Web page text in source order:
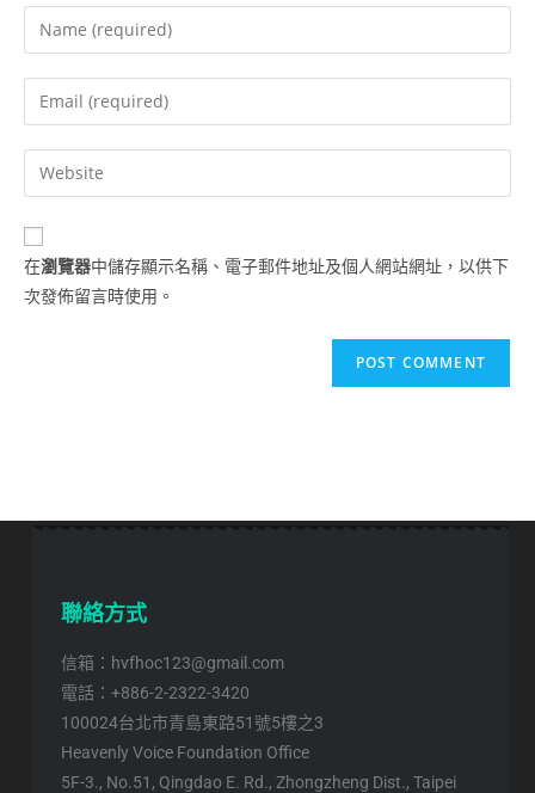
在瀏覽器中儲存顯示名稱、電子郵件地址及個人網站網址，以供下
次發佈留言時使用。
聯絡方式
信箱：hvfhoc123@gmail.com
電話：+886-2-2322-3420
100024台北市青島東路51號5樓之3
Heavenly Voice Foundation Office
5F-3., No.51, Qingdao E. Rd., Zhongzheng Dist., Taipei